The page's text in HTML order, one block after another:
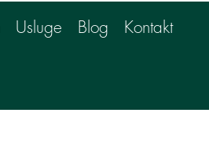
Usluge Blog Kontakt